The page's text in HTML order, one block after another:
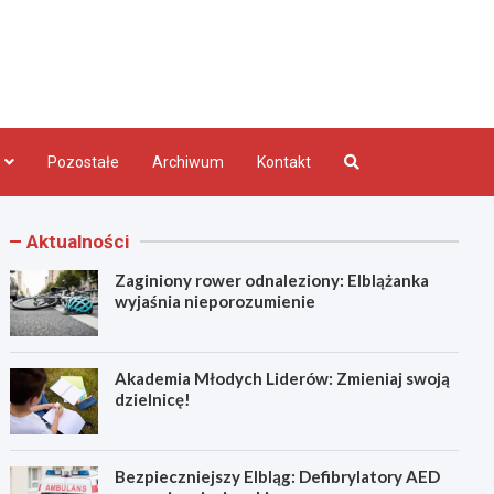
Pozostałe Archiwum Kontakt
Aktualności
Zaginiony rower odnaleziony: Elblążanka
wyjaśnia nieporozumienie
Akademia Młodych Liderów: Zmieniaj swoją
dzielnicę!
Bezpieczniejszy Elbląg: Defibrylatory AED